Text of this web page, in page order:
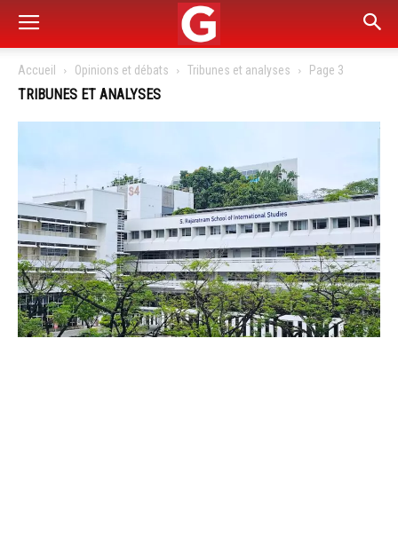
Accueil Opinions et débats Tribunes et analyses Page 3
TRIBUNES ET ANALYSES